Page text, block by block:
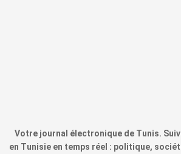
Votre journal électronique de Tunis.
en Tunisie en temps réel : politique,